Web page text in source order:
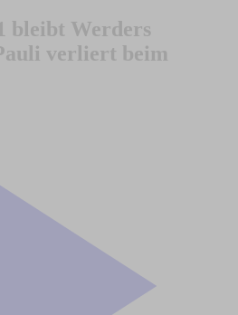
bleibt Werders
verliert beim